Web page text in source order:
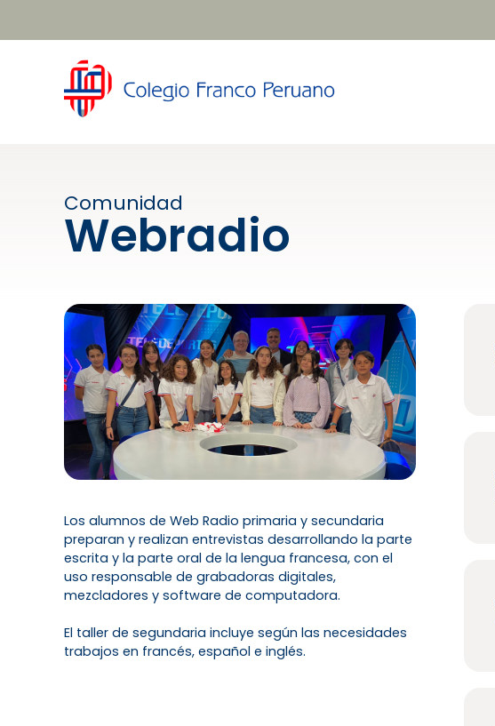
Comunidad
Webradio
Los alumnos de Web Radio primaria y secundaria
preparan y realizan entrevistas desarrollando la parte
escrita y la parte oral de la lengua francesa, con el
uso responsable de grabadoras digitales,
mezcladores y software de computadora.
El taller de segundaria incluye según las necesidades
trabajos en francés, español e inglés.